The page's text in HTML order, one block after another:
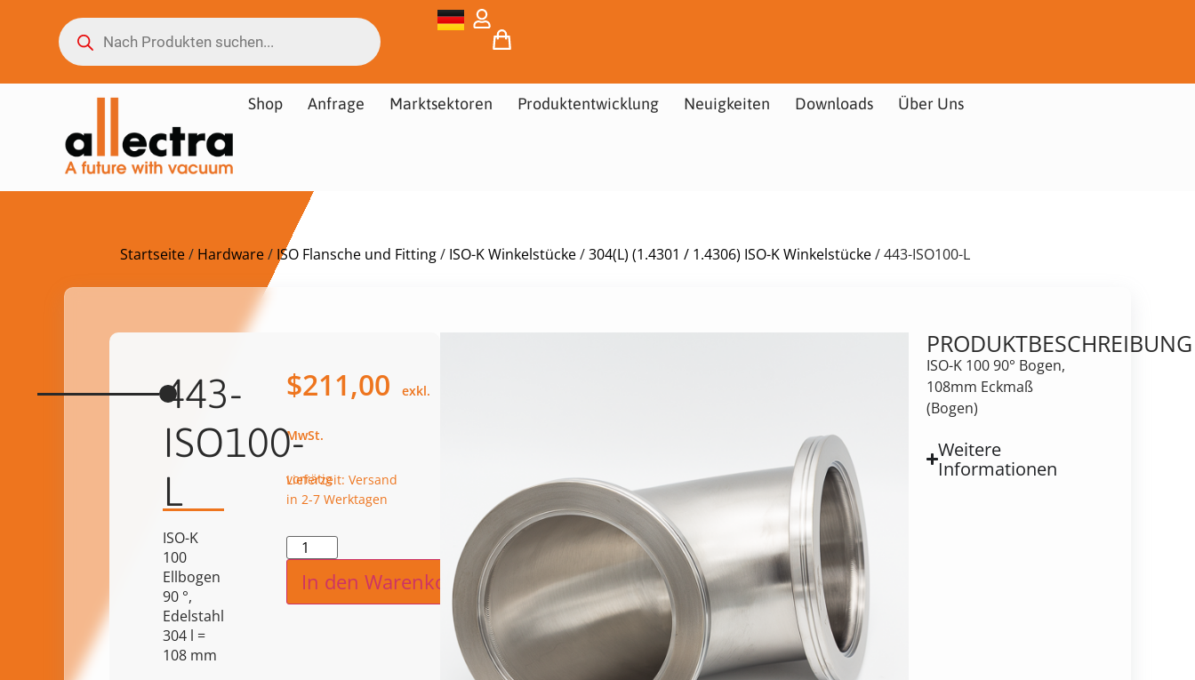
Shop Anfrage Marktsektoren Produktentwicklung Neuigkeiten Downloads Über Uns
Startseite/ Hardware/ ISO Flansche und Fitting/ ISO-K Winkelstücke/304(L) (1.4301 / 1.4306) ISO-K Winkelstücke/ 443-ISO100-L
443-
ISO100-
L
ISO-K
100
Ellbogen
90 °,
Edelstahl
304 l =
108 mm
$211,00
vorrätig
Lieferzeit: Versand
in 2-7 Werktagen
In den Warenkorb
PRODUKTBESCHREIBUNG
ISO-K 100 90° Bogen,
108mm Eckmaß
(Bogen)
Weitere
Informationen